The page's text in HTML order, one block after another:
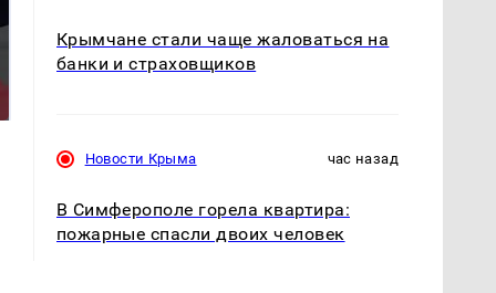
На Урале из казны
были украдены 18
Крымчане стали чаще жаловаться на
банки и страховщиков
Новости Крыма час назад
В Симферополе горела квартира:
пожарные спасли двоих человек